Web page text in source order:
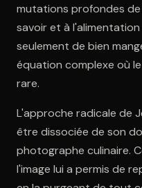
mutations profondes
savoir et à
seulement de bien
équation complexe où
rare.
L'approche radicale de
être dissociée de son
photographe culinaire.
l'image lui a permis de